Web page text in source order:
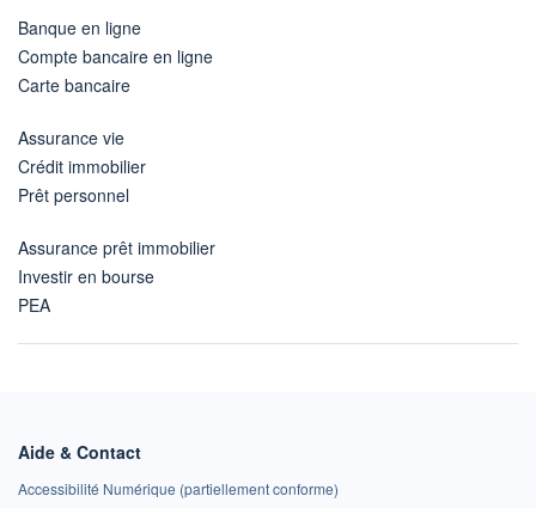
Banque en ligne
Compte bancaire en ligne
Carte bancaire
Assurance vie
Crédit immobilier
Prêt personnel
Assurance prêt immobilier
Investir en bourse
PEA
Aide & Contact
Accessibilité Numérique (partiellement conforme)